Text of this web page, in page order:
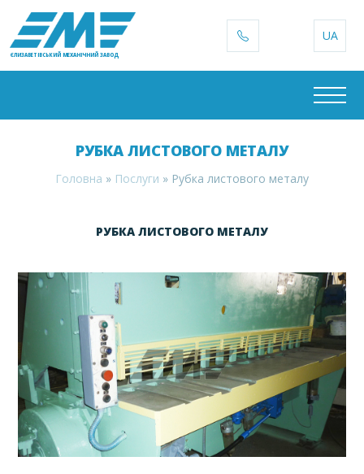
ЄЛИЗАВЕТІВСЬКИЙ МЕХАНІЧНИЙ ЗАВОД
UA
РУБКА ЛИСТОВОГО МЕТАЛУ
Головна » Послуги » Рубка листового металу
РУБКА ЛИСТОВОГО МЕТАЛУ